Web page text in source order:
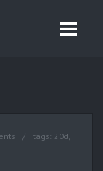
tags: 20d,